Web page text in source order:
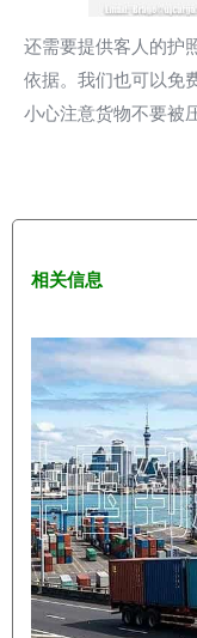
还需要提供客人的护
依据。我们也可以免
小心注意货物不要被
相关信息